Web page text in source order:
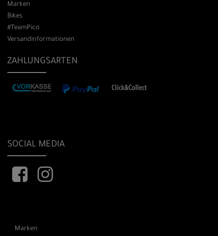
Marken
Bikes
#TeamPico
Versandinformationen
ZAHLUNGSARTEN
SOCIAL MEDIA
Marken